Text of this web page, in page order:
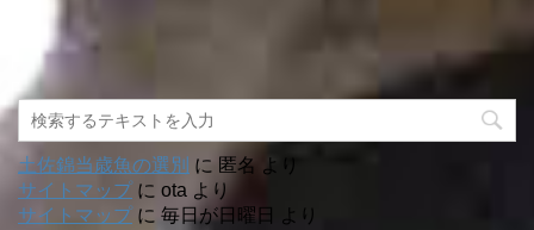
土佐錦当歳魚の選別 に 匿名 より
サイトマップに ota より
サイトマップに 毎日が日曜日
より